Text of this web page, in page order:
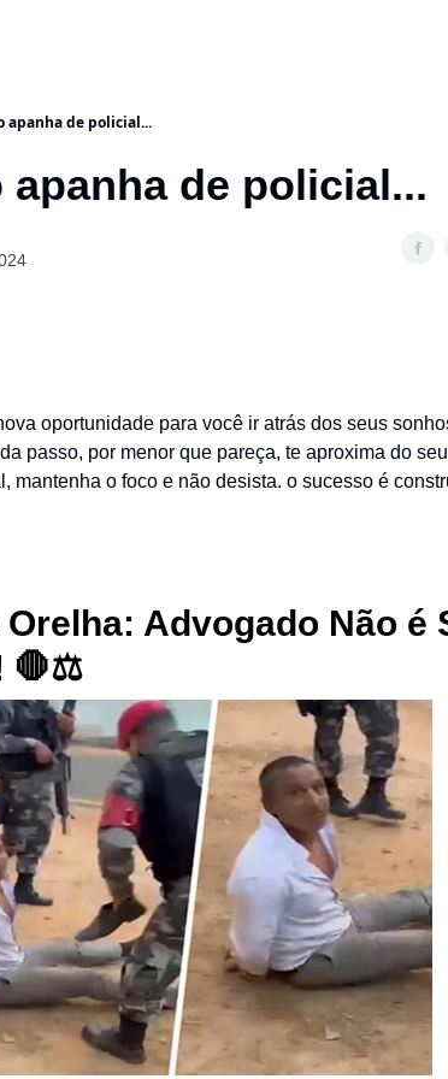
apanha de policial...
de policial...
oportunidade para você ir atrás dos seus
passo, por menor que pareça, te aproxima do
mantenha o foco e não desista. o sucesso é
Advogado Não é
🛑⚖️